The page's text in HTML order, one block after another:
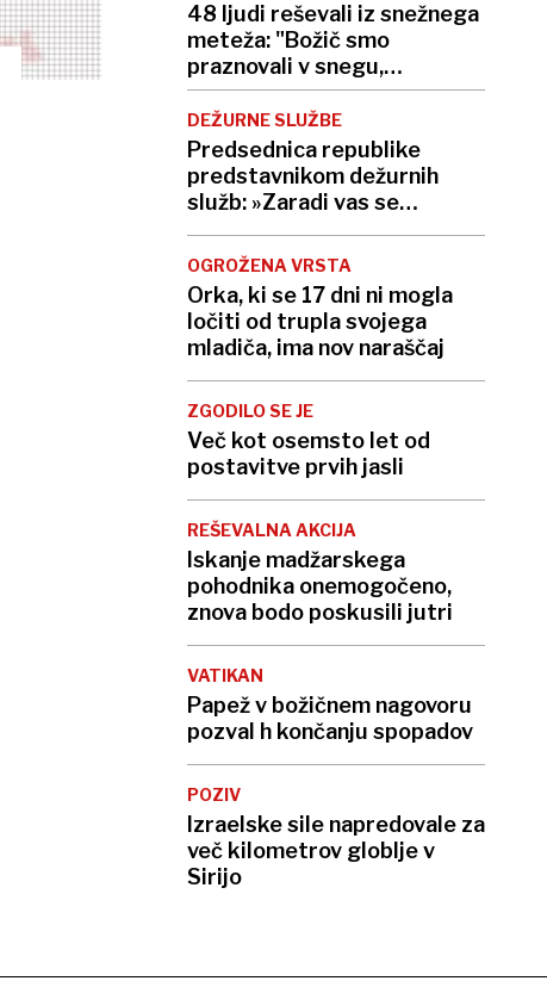
48 ljudi reševali iz snežnega
meteža: "Božič smo
praznovali v snegu,
zmrznjeni, a srečni"
DEŽURNE SLUŽBE
Predsednica republike
predstavnikom dežurnih
služb: »Zaradi vas se
prebivalci Slovenije tudi med
prazniki počutimo varne.«
OGROŽENA VRSTA
Orka, ki se 17 dni ni mogla
ločiti od trupla svojega
mladiča, ima nov naraščaj
ZGODILO SE JE
Več kot osemsto let od
postavitve prvih jasli
REŠEVALNA AKCIJA
Iskanje madžarskega
pohodnika onemogočeno,
znova bodo poskusili jutri
VATIKAN
Papež v božičnem nagovoru
pozval h končanju spopadov
POZIV
Izraelske sile napredovale za
več kilometrov globlje v
Sirijo